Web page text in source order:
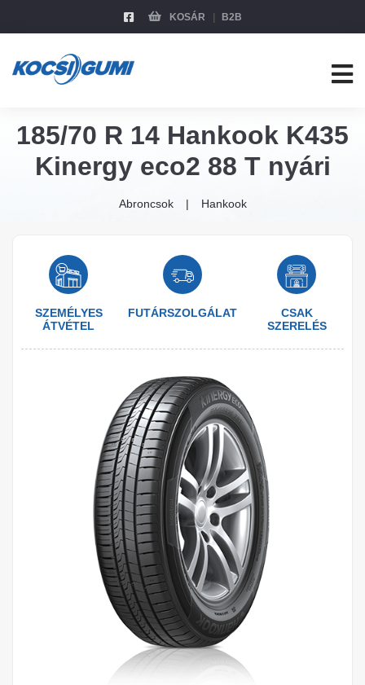
KOSÁR B2B
185/70 R 14 Hankook K435
Kinergy eco2 88 T nyári
Abroncsok Hankook
SZEMÉLYES
ÁTVÉTEL
FUTÁRSZOLGÁLAT
CSAK
SZERELÉS